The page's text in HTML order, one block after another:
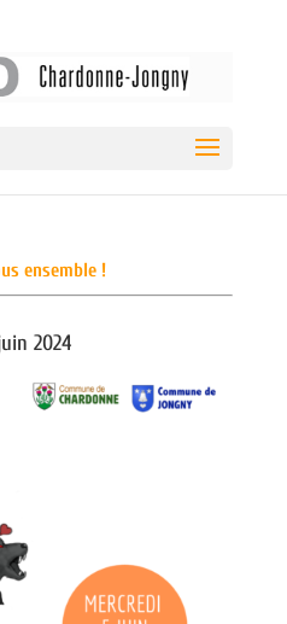
ensemble !
2024